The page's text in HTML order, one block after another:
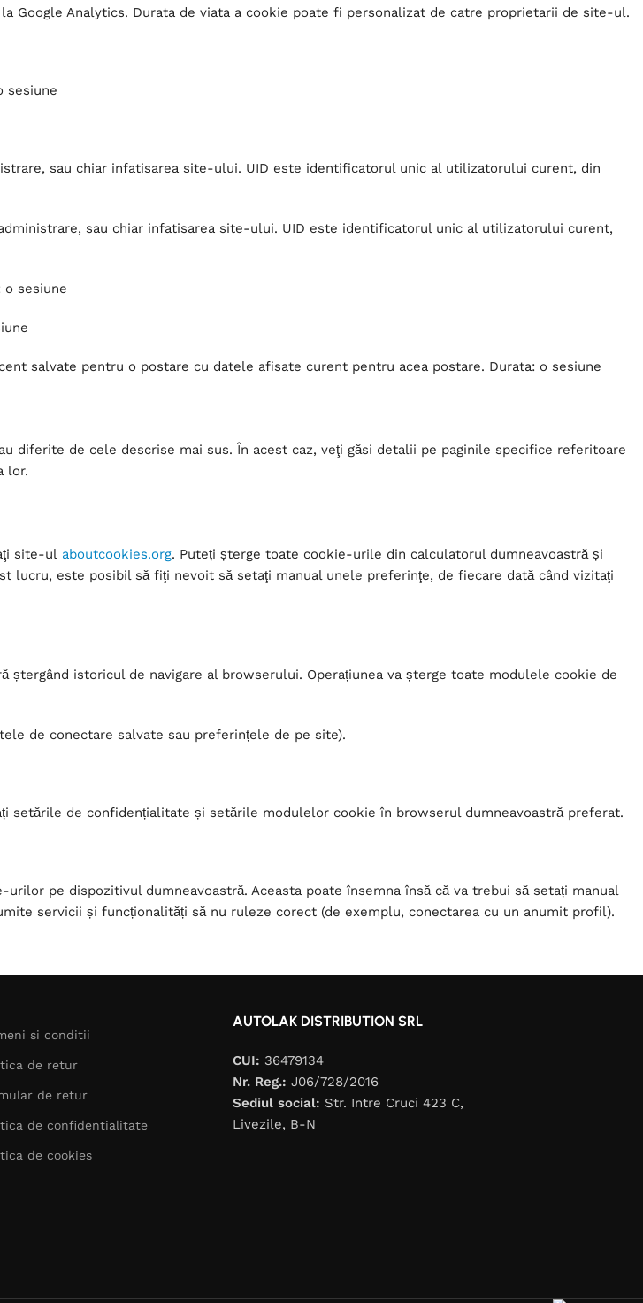
Analytics. Durata de viata a cookie poate fi personalizat de catre proprietarii de site-ul.
sesiune
sau chiar infatisarea site-ului. UID este identificatorul unic al utilizatorului curent, din
sau chiar infatisarea site-ului. UID este identificatorul unic al utilizatorului curent,
o sesiune
salvate pentru o postare cu datele afisate curent pentru acea postare. Durata: o sesiune
de cele descrise mai sus. În acest caz, veţi găsi detalii pe paginile specifice referitoare
lor.
site-ul aboutcookies.org. Puteți șterge toate cookie-urile din calculatorul dumneavoastră și
lucru, este posibil să fiţi nevoit să setaţi manual unele preferinţe, de fiecare dată când vizitaţi
istoricul de navigare al browserului. Operațiunea va șterge toate modulele cookie de
de conectare salvate sau preferințele de pe site).
de confidențialitate și setările modulelor cookie în browserul dumneavoastră preferat.
pe dispozitivul dumneavoastră. Aceasta poate însemna însă că va trebui să setați manual
servicii și funcționalități să nu ruleze corect (de exemplu, conectarea cu un anumit profil).
si conditii
de retur
de retur
de confidentialitate
de cookies
AUTOLAK DISTRIBUTION SRL
CUI: 36479134
Nr. Reg.: J06/728/2016
Sediul social: Str. Intre Cruci 423 C,
Livezile, B-N